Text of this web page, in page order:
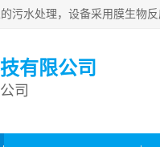
有限公司
司